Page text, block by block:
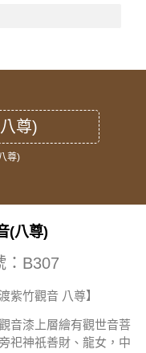
尊)
尊)
(八尊)
：B307
渡紫竹觀音 八尊】
音漆上層繪有觀世音菩
祀神祇善財、龍女，中